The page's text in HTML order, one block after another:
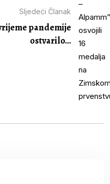
Sljedeći Članak
pandemije
ostvarilo...